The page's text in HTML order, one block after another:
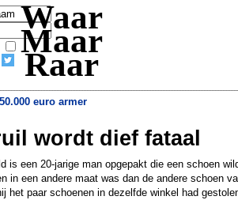
Waar
Maar
Raar
euro armer
Gratis shoppen door fout
postorderbedrijf»
wordt dief fataal
is een 20-jarige man opgepakt die een schoen
in een andere maat was dan de andere schoen
het paar schoenen in dezelfde winkel had